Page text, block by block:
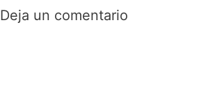
Deja un comentario